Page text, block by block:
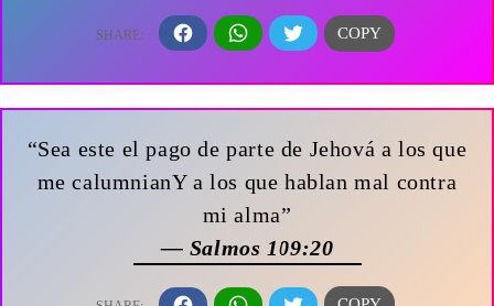
“Sea este el pago de parte de Jehová a los que
me calumnianY a los que hablan mal contra
mi alma”
— Salmos 109:20